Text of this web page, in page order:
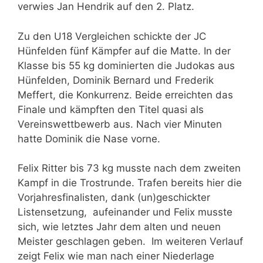
verwies Jan Hendrik auf den 2. Platz.
Zu den U18 Vergleichen schickte der JC
Hünfelden fünf Kämpfer auf die Matte. In der
Klasse bis 55 kg dominierten die Judokas aus
Hünfelden, Dominik Bernard und Frederik
Meffert, die Konkurrenz. Beide erreichten das
Finale und kämpften den Titel quasi als
Vereinswettbewerb aus. Nach vier Minuten
hatte Dominik die Nase vorne.
Felix Ritter bis 73 kg musste nach dem zweiten
Kampf in die Trostrunde. Trafen bereits hier die
Vorjahresfinalisten, dank (un)geschickter
Listensetzung, aufeinander und Felix musste
sich, wie letztes Jahr dem alten und neuen
Meister geschlagen geben. Im weiteren Verlauf
zeigt Felix wie man nach einer Niederlage